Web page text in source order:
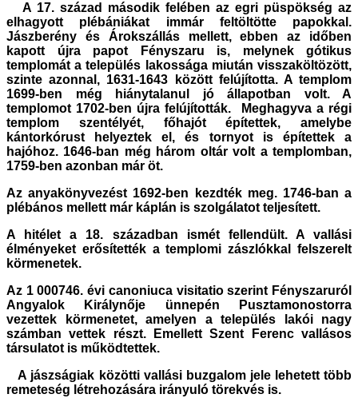
A 17. század második felében az egri püspökség az
elhagyott plébániákat immár feltöltötte papokkal.
Jászberény és Árokszállás mellett, ebben az időben
kapott újra papot Fényszaru is, melynek gótikus
templomát a település lakossága miután visszaköltözött,
szinte azonnal, 1631-1643 között felújította. A templom
1699-ben még hiánytalanul jó állapotban volt. A
templomot 1702-ben újra felújították. Meghagyva a régi
templom szentélyét, főhajót építettek, amelybe
kántorkórust helyeztek el, és tornyot is építettek a
hajóhoz. 1646-ban még három oltár volt a templomban,
1759-ben azonban már öt.
Az anyakönyvezést 1692-ben kezdték meg. 1746-ban a
plébános mellett már káplán is szolgálatot teljesített.
A hitélet a 18. században ismét fellendült. A vallási
élményeket erősítették a templomi zászlókkal felszerelt
körmenetek.
Az 1 000746. évi canoniuca visitatio szerint Fényszaruról
Angyalok Királynője ünnepén Pusztamonostorra
vezettek körmenetet, amelyen a település lakói nagy
számban vettek részt. Emellett Szent Ferenc vallásos
társulatot is működtettek.
A jászságiak közötti vallási buzgalom jele lehetett több
remeteség létrehozására irányuló törekvés is.